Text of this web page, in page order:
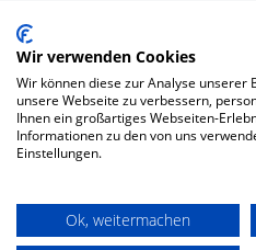
FAQ
Wir verwenden Cookies
Wir können diese zur Analyse unserer
unsere Webseite zu verbessern,
Ihnen ein großartiges Webseiten-
Informationen zu den von uns
Einstellungen.
Ok, weitermachen